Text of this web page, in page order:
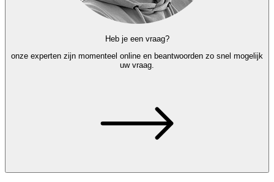
Heb je een vraag?
onze experten zijn momenteel online en beantwoorden zo snel mogelijk
uw vraag.